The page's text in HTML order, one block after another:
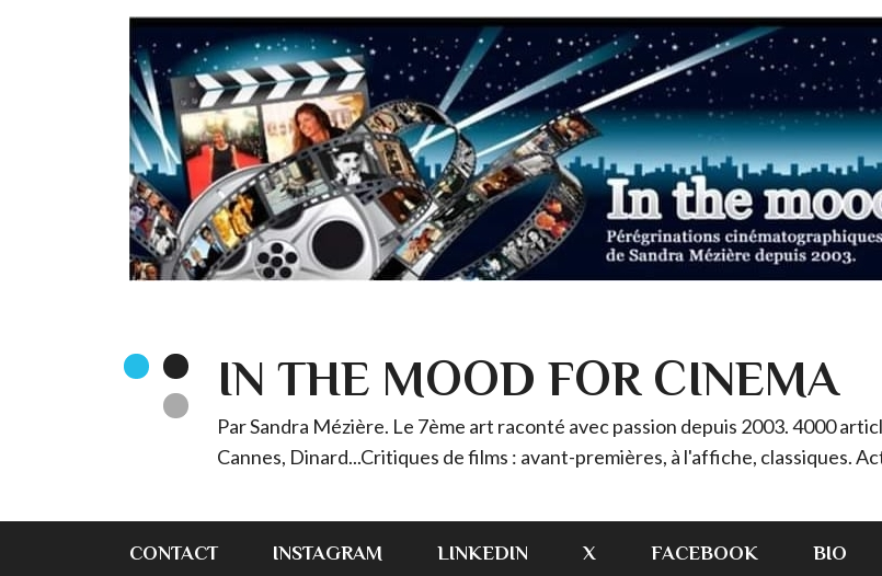
IN THE MOOD FOR CINEMA
Par Sandra Mézière. Le 7ème art raconté avec passion depuis 2003. 4000
Cannes, Dinard...Critiques de films : avant-premières, à l'affiche, classiques.
CONTACT INSTAGRAM LINKEDIN X FACEBOOK BIO